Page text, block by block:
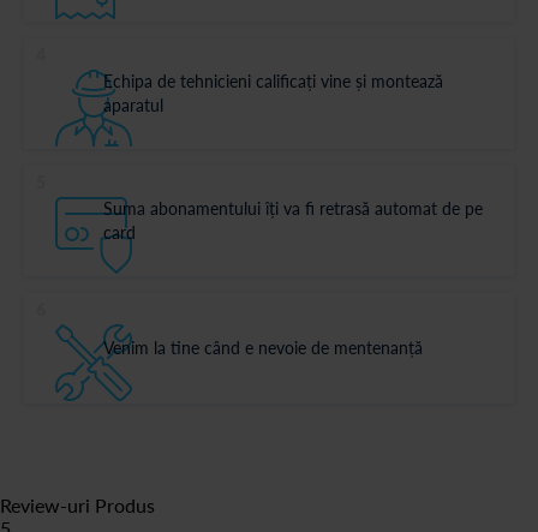
Echipa de tehnicieni calificați vine și montează
aparatul
Suma abonamentului îți va fi retrasă automat de pe
card
Venim la tine când e nevoie de mentenanță
Review-uri Produs